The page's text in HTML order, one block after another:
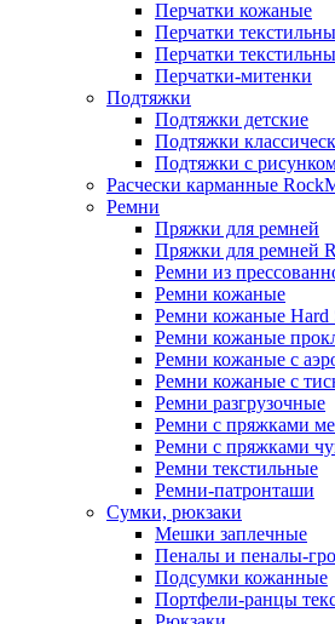
Перчатки кожаные
Перчатки
Перчатки
Перчатки-митенки
Подтяжки
Подтяжки детские
Подтяжки
Подтяжки с
Расчески карманные
Ремни
Пряжки для ремней
Пряжки для ремней
Ремни из
Ремни кожаные
Ремни кожаные Hard
Ремни кожаные
Ремни кожаные с
Ремни кожаные с
Ремни разгрузочные
Ремни с пряжками
Ремни с пряжками
Ремни текстильные
Ремни-патронташи
Сумки, рюкзаки
Мешки заплечные
Пеналы и пеналы-
Подсумки кожанные
Портфели-ранцы